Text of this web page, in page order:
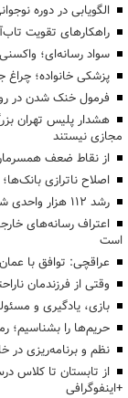
الگویابی در دوره
راهکارهای تقویت
سواد رسانه‌ای؛
پزشکی خانواده؛
فرمول خنک شدن در
هشدار پلیس تهران
مجازی نیستند
از نقاط ضعف
اصلاح ناترازی
رشد ۱۱۲ هزار واحدی شاخص کل بورس؛ فتح قله ۵.۵ میلیون واحدی
اعتراف رسانه‌های
است
عراقچی: توافق با عمان نزدیک
وقتی از فرزندمان
بازی، یادگیری و
حریم‌ها را بشناسیم؛
نظم و برنامه‌ریزی در
+اینفوگرافی